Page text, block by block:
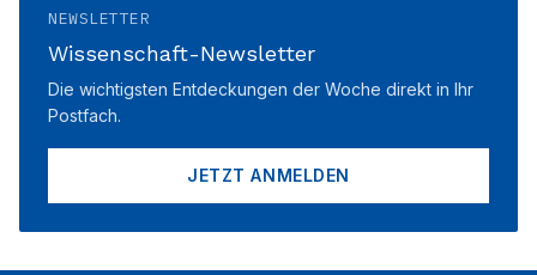
NEWSLETTER
Wissenschaft-Newsletter
Die wichtigsten Entdeckungen der Woche direkt in Ihr
Postfach.
JETZT ANMELDEN